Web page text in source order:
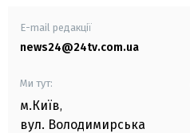
E-mail редакції
news24@24tv.com.ua
Ми тут:
м.Київ,
вул. Володимирська